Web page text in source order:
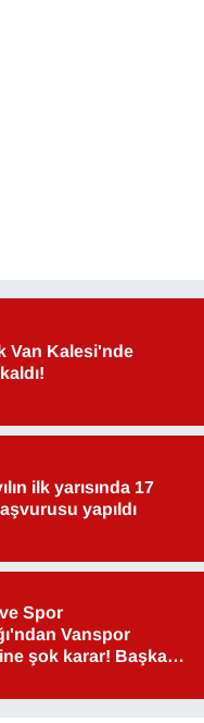
Van Kalesi'nde
ilk yarısında 17
yapıldı
Spor
Vanspor
şok karar! Başkan